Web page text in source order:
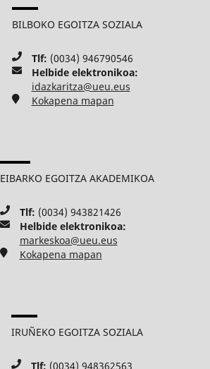
BILBOKO EGOITZA SOZIALA
Tlf: (0034) 946790546
Helbide elektronikoa:
idazkaritza@ueu.eus
Kokapena mapan
EIBARKO EGOITZA AKADEMIKOA
Tlf: (0034) 943821426
Helbide elektronikoa:
markeskoa@ueu.eus
Kokapena mapan
IRUÑEKO EGOITZA SOZIALA
Tlf: (0034) 948362563